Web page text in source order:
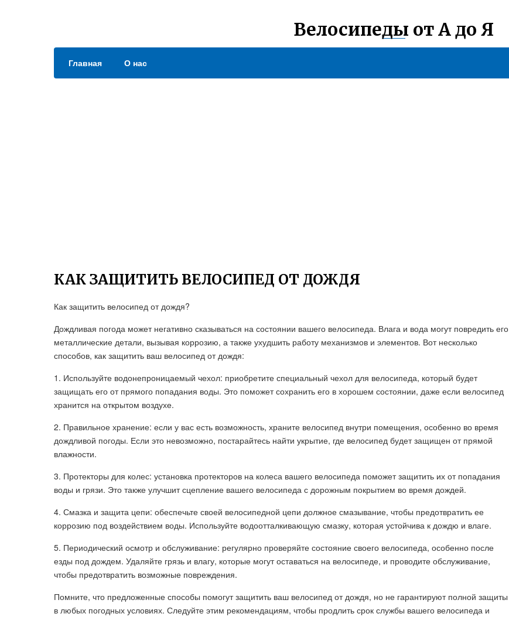
Велосипеды от А до Я
Главная О нас
КАК ЗАЩИТИТЬ ВЕЛОСИПЕД ОТ ДОЖДЯ
Как защитить велосипед от дождя?
Дождливая погода может негативно сказываться на состоянии вашего велосипеда. Влага и вода могут повредить его
металлические детали, вызывая коррозию, а также ухудшить работу механизмов и элементов. Вот несколько
способов, как защитить ваш велосипед от дождя:
1. Используйте водонепроницаемый чехол: приобретите специальный чехол для велосипеда, который будет
защищать его от прямого попадания воды. Это поможет сохранить его в хорошем состоянии, даже если велосипед
хранится на открытом воздухе.
2. Правильное хранение: если у вас есть возможность, храните велосипед внутри помещения, особенно во время
дождливой погоды. Если это невозможно, постарайтесь найти укрытие, где велосипед будет защищен от прямой
влажности.
3. Протекторы для колес: установка протекторов на колеса вашего велосипеда поможет защитить их от попадания
воды и грязи. Это также улучшит сцепление вашего велосипеда с дорожным покрытием во время дождей.
4. Смазка и защита цепи: обеспечьте своей велосипедной цепи должное смазывание, чтобы предотвратить ее
коррозию под воздействием воды. Используйте водоотталкивающую смазку, которая устойчива к дождю и влаге.
5. Периодический осмотр и обслуживание: регулярно проверяйте состояние своего велосипеда, особенно после
езды под дождем. Удаляйте грязь и влагу, которые могут оставаться на велосипеде, и проводите обслуживание,
чтобы предотвратить возможные повреждения.
Помните, что предложенные способы помогут защитить ваш велосипед от дождя, но не гарантируют полной защиты
в любых погодных условиях. Следуйте этим рекомендациям, чтобы продлить срок службы вашего велосипеда и